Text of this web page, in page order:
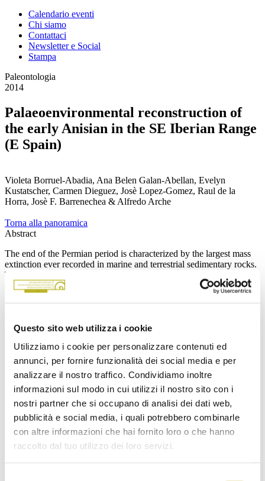
Questo sito web utilizza i cookie
Utilizziamo i cookie per personalizzare contenuti ed
annunci, per fornire funzionalità dei social media e per
analizzare il nostro traffico. Condividiamo inoltre
informazioni sul modo in cui utilizzi il nostro sito con i
nostri partner che si occupano di analisi dei dati web,
pubblicità e social media, i quali potrebbero combinarle
con altre informazioni che hai fornito loro o che hanno
raccolto dal tuo utilizzo dei loro servizi.
Calendario eventi
Chi siamo
Contattaci
Newsletter e Social
Stampa
Paleontologia
2014
Palaeoenvironmental reconstruction of
the early Anisian in the SE Iberian Range
(E Spain)
Violeta Borruel-Abadia, Ana Belen Galan-Abellan, Evelyn
Kustatscher, Carmen Dieguez, Josè Lopez-Gomez, Raul de la
Horra, Josè F. Barrenechea & Alfredo Arche
Torna alla panoramica
Abstract
The end of the Permian period is characterized by the largest mass
extinction ever recorded in marine and terrestrial sedimentary rocks.
The oldest plant macro-remains after the P–T boundary recorded in
the Castilian Branch of the Iberian Range after this mass extinction
belong to the Eslida Formation of Anisian age. These associations
have been recovered at four localities and include sphenophytes
Volzia, Albertia, Pelourdea), lycophytes (
Facies associations and sedimentological analysis of the Eslida
Formation have allowed for distinguishing four architectural
elements: CH (channel deposits), LA (lateral accretion), CS
(crevasse splay) and FF (overbank fines). The largest fossil remains
are associated with CH and LA architectural elements and high-
energy events, and they form part of the basal lag or reactivation
surfaces. Smaller and well-preserved fragments are associated with
the CS architectural elements.
gradation from riparian hygrophytic vegetation to semi-arid